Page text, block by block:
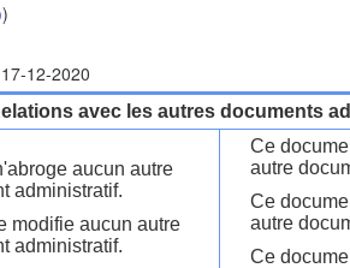
)
17-12-2020
avec les autres documents
aucun autre
administratif.
modifie aucun autre
administratif.
Ce
autre
Ce
autre
Ce